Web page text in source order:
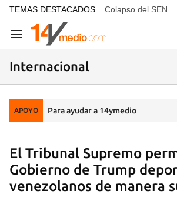
common.go-to-content
TEMAS DESTACADOS Colapso del SEN
Navegación
Internacional
APOYO Para ayudar a 14ymedio
El Tribunal Supremo
Gobierno de Trump
venezolanos de manera